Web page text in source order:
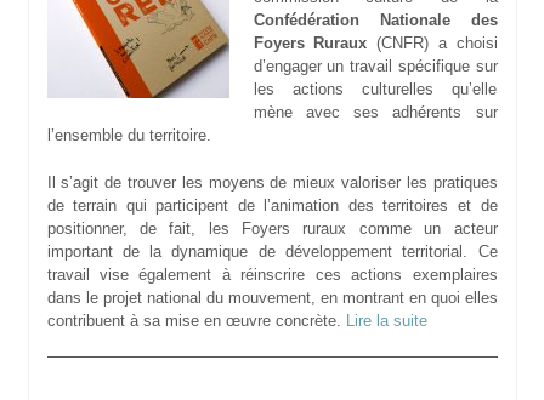
Confédération Nationale des
Foyers Ruraux (CNFR) a choisi
d’engager un travail spécifique sur
les actions culturelles qu’elle
mène avec ses adhérents sur
l’ensemble du territoire.
Il s’agit de trouver les moyens de mieux valoriser les pratiques
de terrain qui participent de l’animation des territoires et de
positionner, de fait, les Foyers ruraux comme un acteur
important de la dynamique de développement territorial. Ce
travail vise également à réinscrire ces actions exemplaires
dans le projet national du mouvement, en montrant en quoi elles
contribuent à sa mise en œuvre concrète. Lire la suite